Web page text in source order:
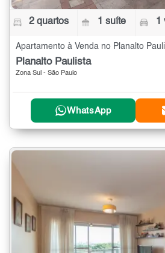
2 quartos 1 suíte 1
Planalto Paulista
Zona Sul - São Paulo
WhatsApp